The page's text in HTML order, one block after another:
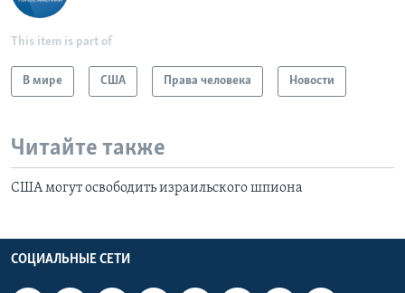
This item is part of
В мире США Права человека Новости
Читайте также
США могут освободить израильского шпиона
СОЦИАЛЬНЫЕ СЕТИ